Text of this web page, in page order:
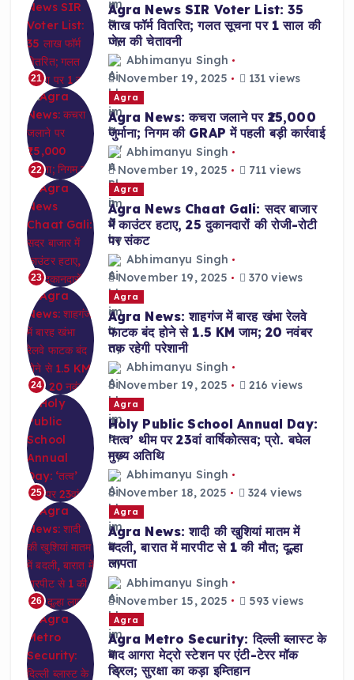
21
Agra News SIR Voter List: 35
लाख फॉर्म वितरित; गलत सूचना पर 1 साल की
जेल की चेतावनी
Abhimanyu Singh
November 19, 2025
131 views
22
Agra
Agra News: कचरा जलाने पर ₹25,000
जुर्माना; निगम की GRAP में पहली बड़ी कार्रवाई
Abhimanyu Singh
November 19, 2025
711 views
23
Agra
Agra News Chaat Gali: सदर बाजार
में काउंटर हटाए, 25 दुकानदारों की रोजी-रोटी
पर संकट
Abhimanyu Singh
November 19, 2025
370 views
24
Agra
Agra News: शाहगंज में बारह खंभा रेलवे
फाटक बंद होने से 1.5 KM जाम; 20 नवंबर
तक रहेगी परेशानी
Abhimanyu Singh
November 19, 2025
216 views
25
Agra
Holy Public School Annual Day:
‘तत्व’ थीम पर 23वां वार्षिकोत्सव; प्रो. बघेल
मुख्य अतिथि
Abhimanyu Singh
November 18, 2025
324 views
26
Agra
Agra News: शादी की खुशियां मातम में
बदली, बारात में मारपीट से 1 की मौत; दूल्हा
लापता
Abhimanyu Singh
November 15, 2025
593 views
Agra
Agra Metro Security: दिल्ली ब्लास्ट के
बाद आगरा मेट्रो स्टेशन पर एंटी-टेरर मॉक
ड्रिल; सुरक्षा का कड़ा इम्तिहान